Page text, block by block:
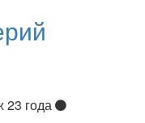
23 года